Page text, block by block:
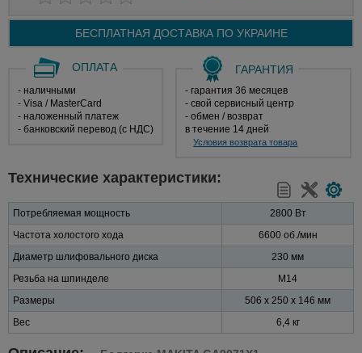
БЕСПЛАТНАЯ ДОСТАВКА ПО УКРАИНЕ
ОПЛАТА
- наличными
- Visa / MasterCard
- наложенный платеж
- банковский перевод (с НДС)
ГАРАНТИЯ
- гарантия 36 месяцев
- свой сервисный центр
- обмен / возврат
в течение 14 дней
Условия возврата товара
Технические характеристики:
Потребляемая мощность
2800 Вт
Частота холостого хода
6600 об./мин
Диаметр шлифовального диска
230 мм
Резьба на шпинделе
M14
Размеры
506 x 250 x 146 мм
Вес
6,4 кг